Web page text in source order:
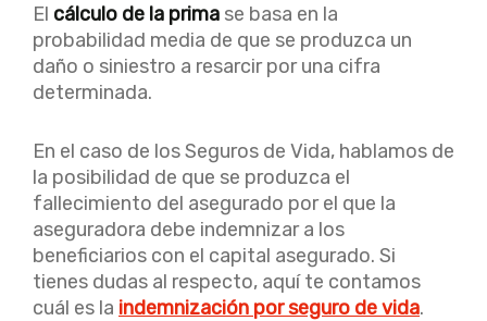
El cálculo de la prima se basa en la
probabilidad media de que se produzca un
daño o siniestro a resarcir por una cifra
determinada.
En el caso de los Seguros de Vida, hablamos de
la posibilidad de que se produzca el
fallecimiento del asegurado por el que la
aseguradora debe indemnizar a los
beneficiarios con el capital asegurado. Si
tienes dudas al respecto, aquí te contamos
cuál es la indemnización por seguro de vida.